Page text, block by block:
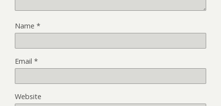
Name *
Email *
Website